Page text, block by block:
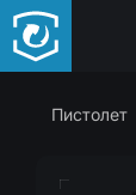
Пистолет